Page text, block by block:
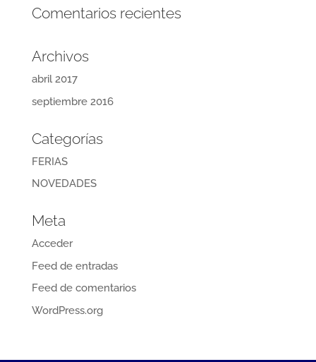
Comentarios recientes
Archivos
abril 2017
septiembre 2016
Categorías
FERIAS
NOVEDADES
Meta
Acceder
Feed de entradas
Feed de comentarios
WordPress.org